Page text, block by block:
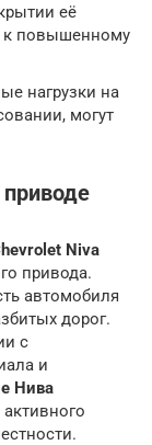
её
к повышенному
нагрузки на
могут
Niva
привода.
автомобиля
дорог.
с
и
Нива